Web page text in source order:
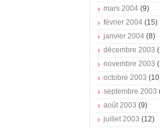
mars 2004 (9)
février 2004 (15)
janvier 2004 (8)
décembre 2003
novembre 2003
octobre 2003
septembre 2003
août 2003 (9)
juillet 2003 (12)